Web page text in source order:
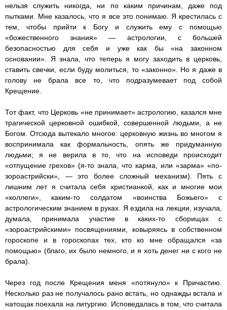
нельзя служить никогда, ни по каким причинам, даже под
пытками. Мне казалось, что я все это понимаю. Я крестилась с
тем, чтобы прийти к Богу и служить ему с помощью
«божественного знания» — астрологии, с большей
безопасностью для себя и уже как бы «на законном
основании». Я знала, что теперь я могу заходить в церковь,
ставить свечки, если буду молиться, то «законно». Но я даже в
голову не брала все то, что подразумевает под собой
Крещение.
Тот факт, что Церковь «не принимает» астрологию, казался мне
трагической церковной ошибкой, совершенной людьми, а не
Богом. Отсюда вытекало многое: церковную жизнь во многом я
воспринимала как формальность, опять же придуманную
людьми; я не верила в то, что на исповеди происходит
«отпущение грехов» (я-то знала, что карма, или «зарма» «по-
зороастрийски», — это более сложный механизм). Пять с
лишним лет я считала себя христианкой, как и многие мои
«коллеги», каким-то солдатом «воинства Божьего» с
астрологическим знанием в руках. Я ездила на лекции, изучала,
думала, принимала участие в каких-то сборищах с
«зороастрийскими» посвящениями, ковыряясь в собственном
гороскопе и в гороскопах тех, кто ко мне обращался «за
помощью» (благо, их было немного, и я хоть денег ни с кого не
брала).
Через год после Крещения меня «потянуло» к Причастию.
Несколько раз не получалось рано встать, но однажды встала и
натощак поехала на литургию. Исповедалась в том, что считала